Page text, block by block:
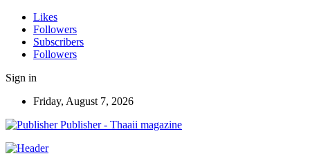
Likes
Followers
Subscribers
Followers
Sign in
Friday, August 7, 2026
Publisher - Thaaii magazine